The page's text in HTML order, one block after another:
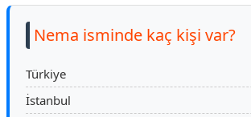
Nema isminde kaç kişi var?
Türkiye
İstanbul